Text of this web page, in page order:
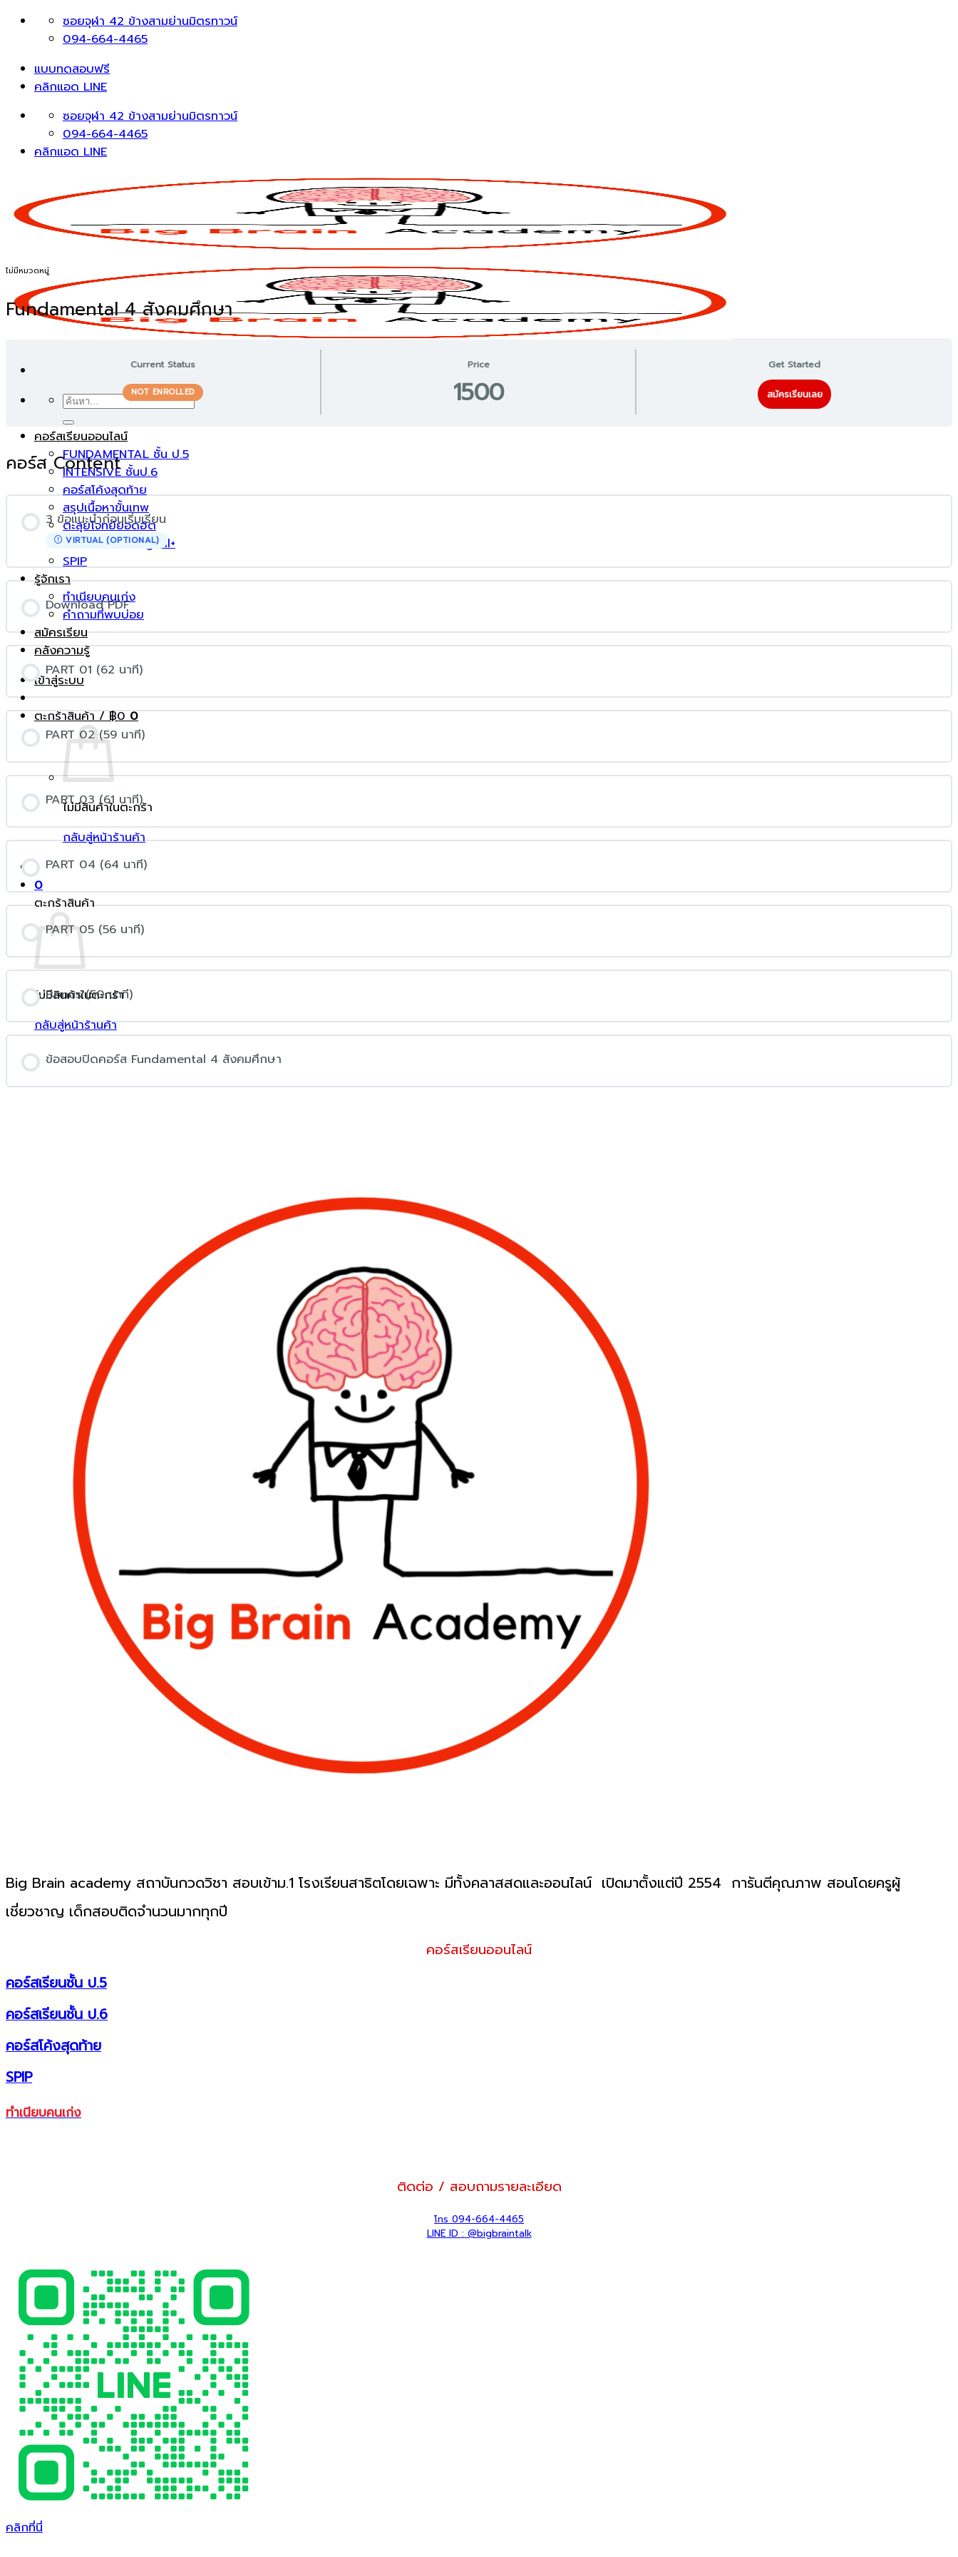
Skip
ซอยจุฬา 42 ข้างสามย่านมิตรทาวน์
094-664-4465
แบบทดสอบฟรี
คลิกแอด LINE
ซอยจุฬา 42 ข้างสามย่านมิตรทาวน์
094-664-4465
คลิกแอด LINE
ค้นหา:
คอร์สเรียนออนไลน์
FUNDAMENTAL ชั้น ป.5
INTENSIVE ชั้นป.6
คอร์สโค้งสุดท้าย
สรุปเนื้อหาขั้นเทพ
ตะลุยโจทย์ยอดฮิต
Math-Sci Trilingual+
SPIP
รู้จักเรา
ทำเนียบคนเก่ง
คำถามที่พบบ่อย
สมัครเรียน
คลังความรู้
เข้าสู่ระบบ
ตะกร้าสินค้า /฿0 0
ไม่มีสินค้าในตะกร้า
กลับสู่หน้าร้านค้า
0
ตะกร้าสินค้า
ไม่มีสินค้าในตะกร้า
กลับสู่หน้าร้านค้า
ไม่มีหมวดหมู่
Fundamental 4 สังคมศึกษา
Current Status
NOT ENROLLED
Price
1500
Get Started
สมัครเรียนเลย
คอร์ส Content
3 ข้อแนะนำก่อนเริ่มเรียน
VIRTUAL (OPTIONAL)
Download PDF
PART 01 (62 นาที)
PART 02 (59 นาที)
PART 03 (61 นาที)
PART 04 (64 นาที)
PART 05 (56 นาที)
Bonus (50 นาที)
ข้อสอบปิดคอร์ส Fundamental 4 สังคมศึกษา
Big Brain academy สถาบันกวดวิชา สอบเข้าม.1 โรงเรียนสาธิตโดยเฉพาะ มีทั้งคลาสสดและออนไลน์ เปิดมาตั้งแต่ปี 2554 การันตีคุณภาพ สอนโดยครูผู้
เชี่ยวชาญ เด็กสอบติดจำนวนมากทุกปี
คอร์สเรียนออนไลน์
คอร์สเรียนชั้น ป.5
คอร์สเรียนชั้น ป.6
คอร์สโค้งสุดท้าย
SPIP
ทำเนียบคนเก่ง
ติดต่อ / สอบถามรายละเอียด
โทร 094-664-4465
LINE ID : @bigbraintalk
คลิกที่นี่